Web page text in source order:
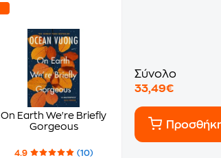
On Earth We're Briefly
Gorgeous
4.9 (10)
Σύνολο
33,49€